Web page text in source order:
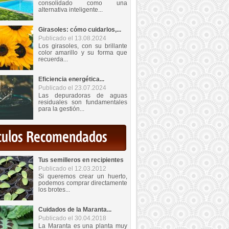
consolidado como una
alternativa inteligente...
Girasoles: cómo cuidarlos,...
Publicado el 13.08.2024
Los girasoles, con su brillante
color amarillo y su forma que
recuerda...
Eficiencia energética...
Publicado el 23.07.2024
Las depuradoras de aguas
residuales son fundamentales
para la gestión...
Recomendados
Tus semilleros en recipientes
Publicado el 12.03.2012
Si queremos crear un huerto,
podemos comprar directamente
los brotes...
Cuidados de la Maranta...
Publicado el 30.04.2018
La Maranta es una planta muy